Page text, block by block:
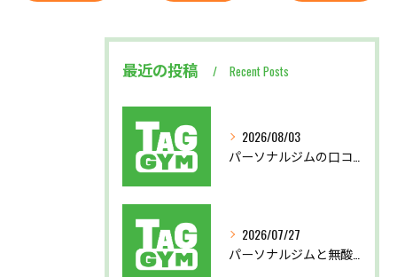
最近の投稿 Recent Posts
2026/08/03
2026/07/27